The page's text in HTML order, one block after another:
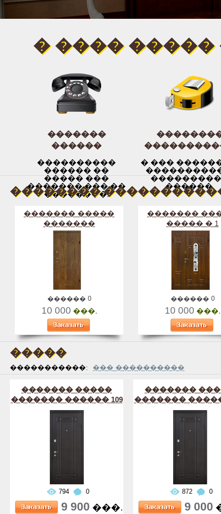
� ����
�������
������
����������
������ ��
����� ���
������� ��� ��
��������.
� ���
������.
��������
������� �����
�������
������ 0
10 000 ���.
�������
����� � 1
������ 0
10 000 ���.
�����
�����������: ��� ����������
������� �����
������� ������ 109
794 0
9 900 ���.
�������
�������
872 0
9 000